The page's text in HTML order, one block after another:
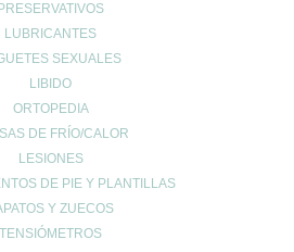
PRESERVATIVOS
LUBRICANTES
SEXUALES
LIBIDO
ORTOPEDIA
DE FRÍO/CALOR
LESIONES
DE PIE Y PLANTILLAS
Y ZUECOS
TENSIÓMETROS